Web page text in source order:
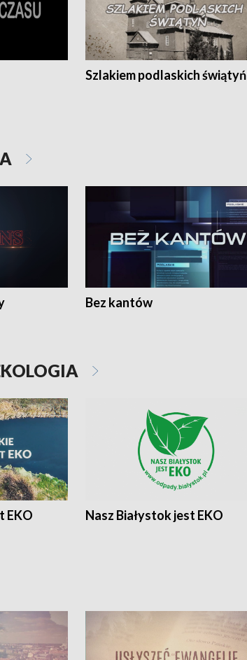
Szlakiem podlaskich świątyń
Bez kantów
EKO Nasz Białystok jest EKO